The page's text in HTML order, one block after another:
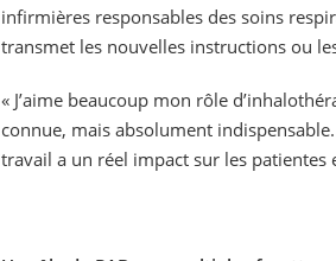
infirmières responsables des soins
transmet les nouvelles instructions ou
« J’aime beaucoup mon rôle
connue, mais absolument
travail a un réel impact sur les patientes